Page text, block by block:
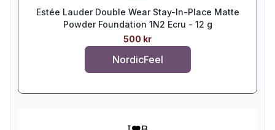
Estée Lauder Double Wear Stay-In-Place Matte
Powder Foundation 1N2 Ecru - 12 g
500 kr
NordicFeel